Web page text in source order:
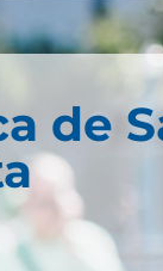
de